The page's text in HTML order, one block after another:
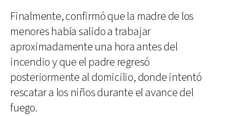
Finalmente, confirmó que la madre de los
menores había salido a trabajar
aproximadamente una hora antes del
incendio y que el padre regresó
posteriormente al domicilio, donde intentó
rescatar a los niños durante el avance del
fuego.